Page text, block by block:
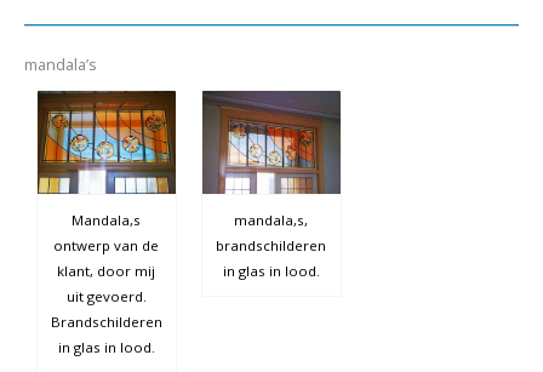
mandala’s
Mandala,s
ontwerp van de
klant, door mij
uit gevoerd.
Brandschilderen
in glas in lood.
mandala,s,
brandschilderen
in glas in lood.